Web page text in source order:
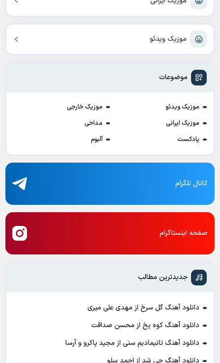
موزیک ویدئو
موضوعات
موزیک ویدئو
موزیک خارجی
موزیک ایرانی
مداحی
پادکست
آلبوم
کانال تلگرام
صفحه اینستاگرام
جدیدترین مطالب
دانلود آهنگ گل سرخ از مهدی علی میری
دانلود آهنگ کوه یخ از محسن صداقت
دانلود آهنگ تانیمادیم سنی از مجید پاکرو و آرسا
دانلود آهنگ چی شد از احمد سلو